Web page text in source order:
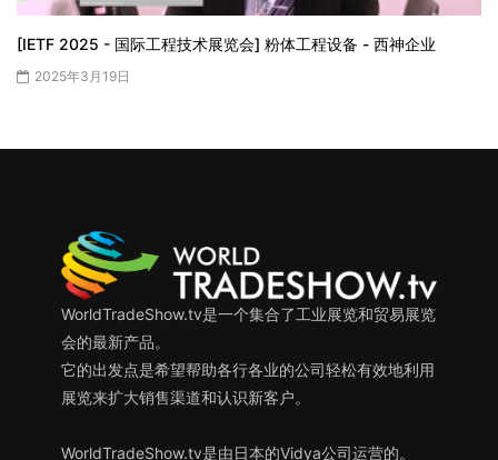
[IETF 2025 - 国际工程技术展览会] 粉体工程设备 - 西神企业
2025年3月19日
WorldTradeShow.tv是一个集合了工业展览和贸易展览
会的最新产品。
它的出发点是希望帮助各行各业的公司轻松有效地利用
展览来扩大销售渠道和认识新客户。
WorldTradeShow.tv是由日本的Vidya公司运营的。